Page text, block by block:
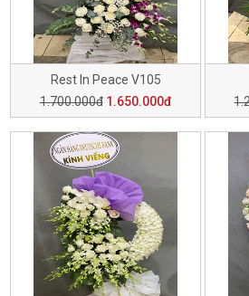
Rest In Peace V105
1.700.000đ 1.650.000đ